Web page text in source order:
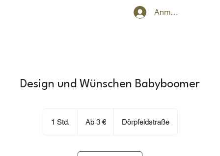
Anmelden
Design und Wünschen Babyboomer
1 Std. Ab 3 € Dörpfeldstraße